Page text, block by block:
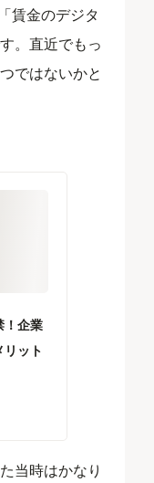
賃金のデジタ
。直近でもっ
ではないかと
！企業
ット
当時はかなり